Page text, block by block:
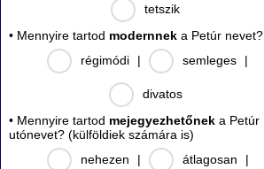
tetszik
• Mennyire tartod modernnek a Petúr nevet?
régimódi
| semleges |
divatos
• Mennyire tartod mejegyezhetőnek a Petúr
utónevet? (külföldiek számára is)
nehezen
| átlagosan |